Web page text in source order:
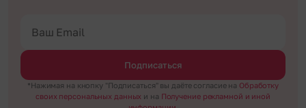
Подписаться
*Нажимая на кнопку "Подписаться" вы даёте согласие на Обработку
своих персональных данных и на Получение рекламной и иной